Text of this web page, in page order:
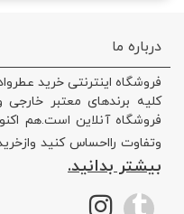
درباره ما
فروشگاه اینترنتی خرید
کلیه برندهای معتبر خارجی
فروشگاه آنلاین است.هم
وتفاوت رااحساس کنید
بیشتر بدانید.